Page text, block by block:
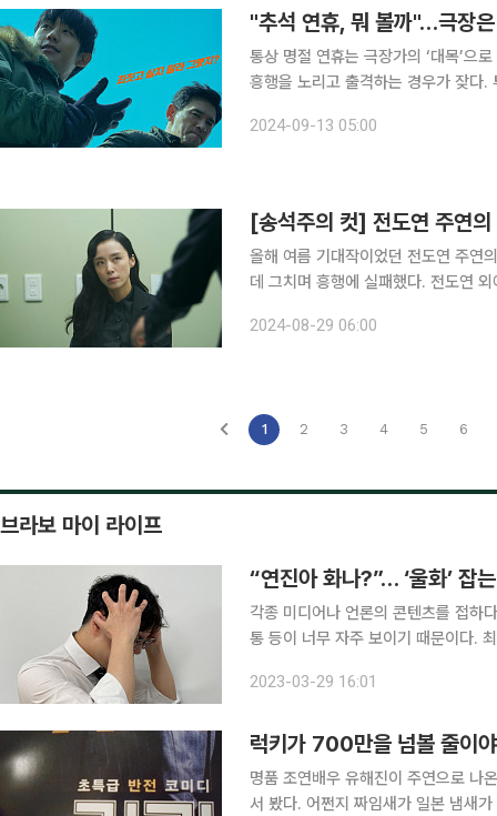
"추석 연휴, 뭐 볼까"…극장
통상 명절 연휴는 극장가의 ‘대목’으
흥행을 노리고 출격하는 경우가 잦다.
집’ 등 3편이 같은 날 개봉했고, 올 설
2024-09-13 05:00
[송석주의 컷] 전도연 주연의
올해 여름 기대작이었던 전도연 주연
데 그치며 흥행에 실패했다. 전도연
없다”, “재미, 긴장감, 메시지가 없다”
2024-08-29 06:00
1 2 3 4 5 6
브라보 마이 라이프
“연진아 화나?”… ‘울화’ 잡
각종 미디어나 언론의 콘텐츠를 접하
통 등이 너무 자주 보이기 때문이다.
도 예민함이 지속돼 어려움을 겪었음
2023-03-29 16:01
럭키가 700만을 넘볼 줄이야
명품 조연배우 유해진이 주연으로 나
서 봤다. 어쩐지 짜임새가 일본 냄새가 난다 했더니 일본 영화 ‘열쇠도둑의 방법’을 리메이크한 영화